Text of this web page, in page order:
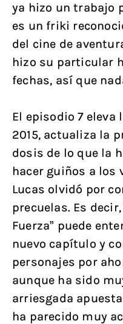
ya hizo un trabajo
es un friki
del cine de
hizo su particular
fechas, así que
El episodio 7 eleva
2015, actualiza la
dosis de lo que la
hacer guiños a los
Lucas olvidó por
precuelas. Es
Fuerza” puede
nuevo capítulo y
personajes por
aunque ha sido
arriesgada
ha parecido muy